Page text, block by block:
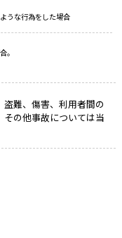
うな行為をした場合
。
難、傷害、利用者間の
その他事故については当